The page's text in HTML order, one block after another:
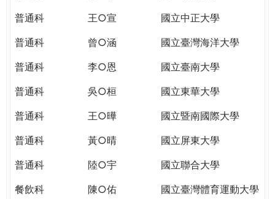
民。
TODAY
WORLD
TOMORROW
YOU
THE
PATH
GLOBAL
普通科
王○宣
國立中正大學
普通科
曾○涵
國立臺灣海洋大學
普通科
李○恩
國立臺南大學
普通科
吳○桓
國立東華大學
普通科
王○曄
國立暨南國際大學
普通科
黃○晴
國立屏東大學
普通科
陸○宇
國立聯合大學
餐飲科
陳○佑
國立臺灣體育運動大學